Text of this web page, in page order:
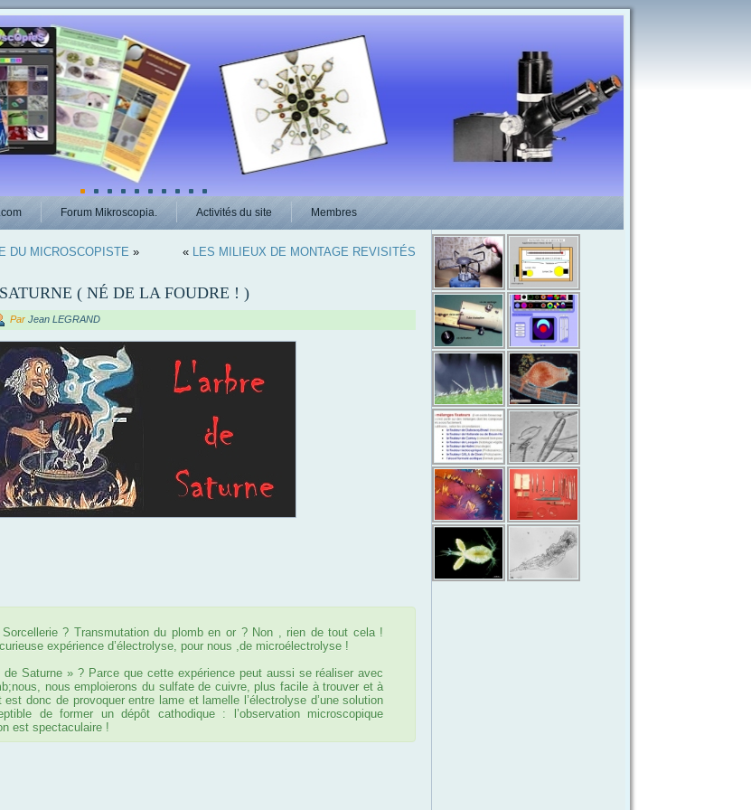
Forum Mikroscopia. Activités du site Membres
DU MICROSCOPISTE » « LES MILIEUX DE MONTAGE REVISITÉS
( NÉ DE LA FOUDRE ! )
Par Jean LEGRAND
? Transmutation du plomb en or ? Non , rien de tout cela !
expérience d’électrolyse, pour nous ,de microélectrolyse !
de Saturne » ? Parce que cette expérience peut aussi se réaliser avec
nous emploierons du sulfate de cuivre, plus facile à trouver et à
est donc de provoquer entre lame et lamelle l’électrolyse d’une solution
de former un dépôt cathodique : l’observation microscopique
est spectaculaire !